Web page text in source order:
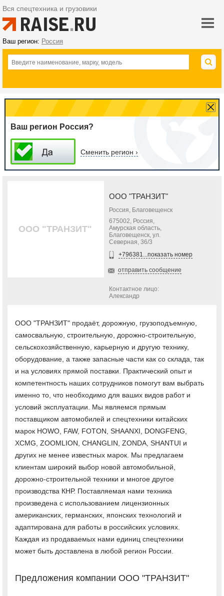
Вся спецтехника и грузовики
Ваш регион: Россия
Ваш регион Россия?
Сменить регион ›
ООО "ТРАНЗИТ"
ООО "ТРАНЗИТ"
Россия, Благовещенск
675002, Россия,
Амурская область,
Благовещенск, ул.
Северная, 36/3
+796381...показать номер
отправить сообщение
Контактное лицо:
Александр
ООО "ТРАНЗИТ" продаёт, дорожную, грузоподъемную,
самосвальную, строительную, дорожно-строительную,
сельскохозяйственную, карьерную и другую технику,
оборудование, а также запасные части как со склада, так
и на условиях прямой поставки. Практический опыт и
компетентность наших сотрудников помогут вам выбрать
именно то, что необходимо для ваших видов работ и
условий эксплуатации. Мы являемся прямым
поставщиком автомобилей и спецтехники китайских
марок HOWO, FAW, FOTON, SHAANXI, DONGFENG,
XCMG, ZOOMLION, CHANGLIN, ZONDA, SHANTUI и
других не менее известных марок. Мы предлагаем
клиентам широкий выбор новой автомобильной,
дорожно-строительной техники и многое другое
производства КНР. Поставляемая нами техника
произведена с использованием лицензионных
американских, германских, японских технологий и
адаптирована для работы в российских условиях.
Каждая из продаваемых нами единиц спецтехники
может быть доставлена в любой регион России.
Предложения компании ООО "ТРАНЗИТ"